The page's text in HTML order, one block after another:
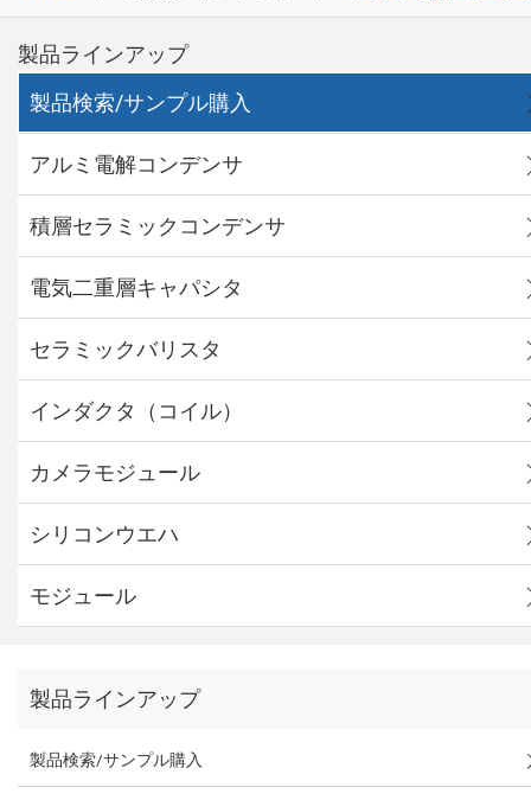
製品ラインアップ
製品検索/サンプル購入
アルミ電解コンデンサ
積層セラミックコンデンサ
電気二重層キャパシタ
セラミックバリスタ
インダクタ（コイル）
カメラモジュール
シリコンウエハ
モジュール
製品ラインアップ
製品検索/サンプル購入